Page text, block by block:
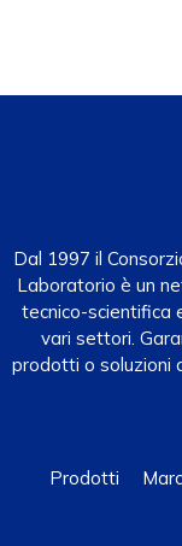
Dal 1997 il
Laboratorio è un
tecnico-scientifica
vari settori.
prodotti o soluzioni
Prodotti